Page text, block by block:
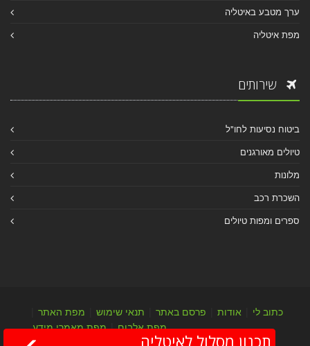
ערך מטבע באיטליה
מפת איטליה
שירותים
ביטוח נסיעות לחו"ל
טיולים מאורגנים
מלונות
השכרת רכב
ספרים ומפות טיולים
כתוב לי אודות פרסם באתר תנאי שימוש מפת האתר
מפת אלבום|מפת מאמרי מידע
תכנון מסלול לאיטליה